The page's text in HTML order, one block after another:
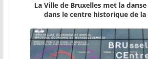
La Ville de Bruxelles met la
dans le centre historique de